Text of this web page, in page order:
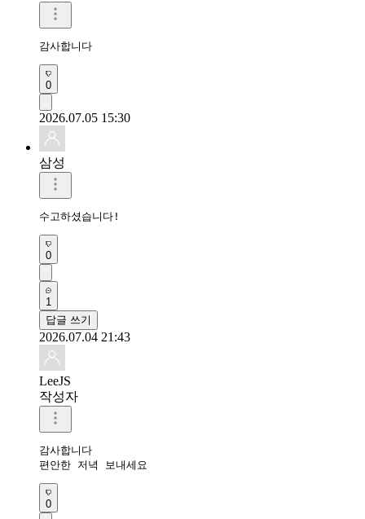
감사합니다
0
2026.07.05 15:30
삼성
수고하셨습니다!
0
1
답글 쓰기
2026.07.04 21:43
LeeJS
작성자
감사합니다
편안한 저녁 보내세요
0